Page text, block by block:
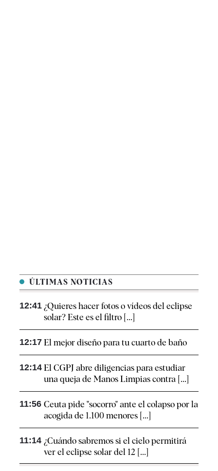
ÚLTIMAS NOTICIAS
12:41 ¿Quieres hacer fotos o vídeos del eclipse
solar? Este es el filtro [...]
12:17 El mejor diseño para tu cuarto de baño
12:14 El CGPJ abre diligencias para estudiar
una queja de Manos Limpias contra [...]
11:56 Ceuta pide "socorro" ante el colapso por la
acogida de 1.100 menores [...]
11:14 ¿Cuándo sabremos si el cielo permitirá
ver el eclipse solar del 12 [...]